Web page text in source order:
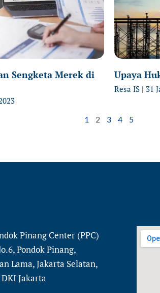
Sengketa Merek di
Upaya
Resa IS 31
1 2 3 4 5
Pinang Center (PPC)
Pondok Pinang,
Lama, Jakarta Selatan,
Jakarta